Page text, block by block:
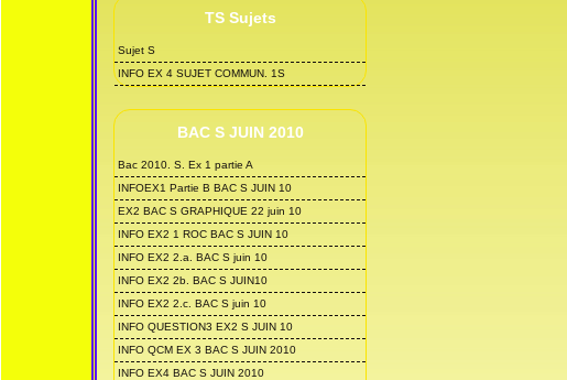
TS Sujets
Sujet S
INFO EX 4 SUJET COMMUN. 1S
BAC S JUIN 2010
Bac 2010. S. Ex 1 partie A
INFOEX1 Partie B BAC S JUIN 10
EX2 BAC S GRAPHIQUE 22 juin 10
INFO EX2 1 ROC BAC S JUIN 10
INFO EX2 2.a. BAC S juin 10
INFO EX2 2b. BAC S JUIN10
INFO EX2 2.c. BAC S juin 10
INFO QUESTION3 EX2 S JUIN 10
INFO QCM EX 3 BAC S JUIN 2010
INFO EX4 BAC S JUIN 2010